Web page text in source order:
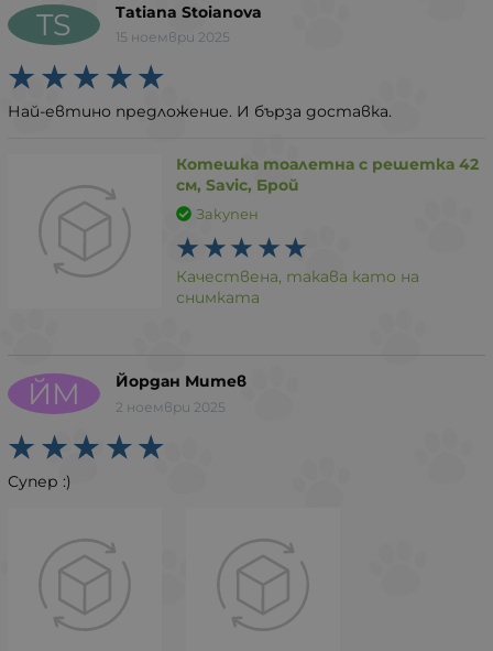
TS Tatiana Stoianova
15 ноември 2025
Най-евтино предложение. И бърза доставка.
Котешка тоалетна с решетка 42
см, Savic, Брой
Закупен
Качествена, такава като на
снимката
ЙМ Йордан Митев
2 ноември 2025
Супер :)